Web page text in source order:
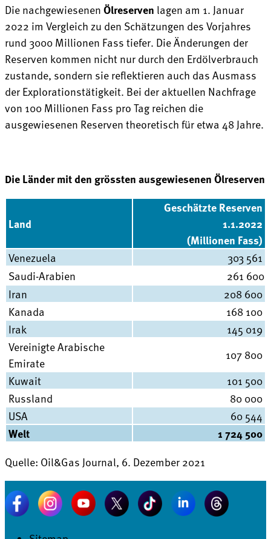
Die nachgewiesenenÖlreserven lagen am 1. Januar
2022 im Vergleich zu den Schätzungen des Vorjahres
rund 3000 Millionen Fass tiefer. Die Änderungen der
Reserven kommen nicht nur durch den Erdölverbrauch
zustande, sondern sie reflektieren auch das Ausmass
der Explorationstätigkeit. Bei der aktuellen Nachfrage
von 100 Millionen Fass pro Tag reichen die
ausgewiesenen Reserven theoretisch für etwa 48 Jahre.
Die Länder mit den grössten ausgewiesenen Ölreserven
Land
Geschätzte Reserven
1.1.2022
(Millionen Fass)
Venezuela
303 561
Saudi-Arabien
261 600
Iran
208 600
Kanada
168 100
Irak
145 019
Vereinigte Arabische
Emirate
107 800
Kuwait
101 500
Russland
80 000
USA
60 544
Welt
1 724 500
Quelle: Oil&Gas Journal, 6. Dezember 2021